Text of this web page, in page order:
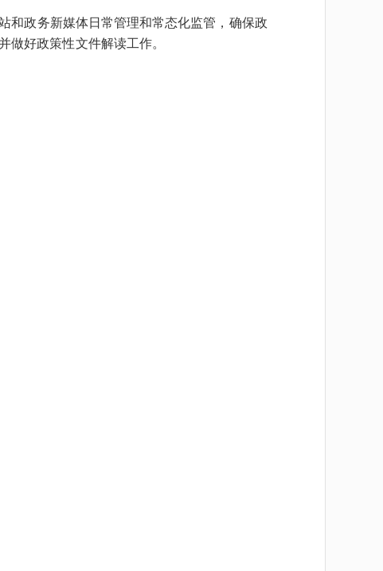
和政务新媒体日常管理和常态化监管，确保政
做好政策性文件解读工作。